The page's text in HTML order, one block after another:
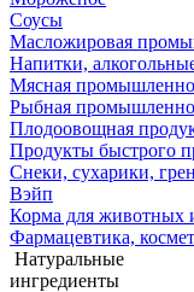
Соусы
Масложировая
Напитки,
Мясная
Рыбная
Плодоовощная
Продукты быстрого
Снеки, сухарики,
Вэйп
Корма для животных
Фармацевтика,
Натуральные
ингредиенты